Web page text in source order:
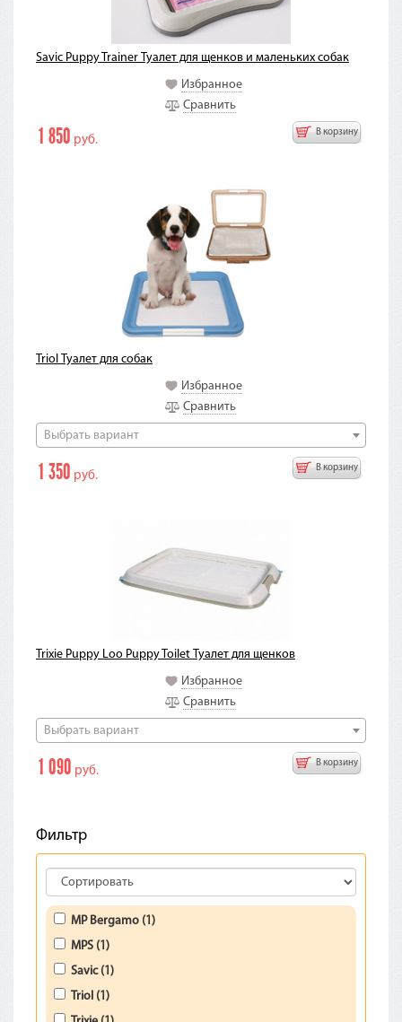
Savic Puppy Trainer Туалет для щенков и маленьких собак
Избранное
Сравнить
В корзину
1 850 руб.
Triol Туалет для собак
Избранное
Сравнить
Выбрать вариант
В корзину
1 350 руб.
Trixie Puppy Loo Puppy Toilet Туалет для щенков
Избранное
Сравнить
Выбрать вариант
В корзину
1 090 руб.
Фильтр
MP Bergamo (1)
MPS (1)
Savic (1)
Triol (1)